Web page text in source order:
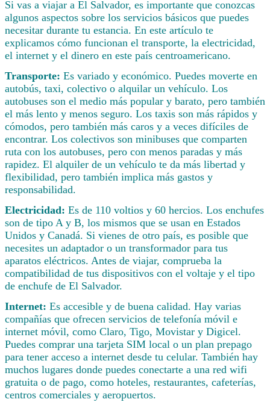
Si vas a viajar a El Salvador, es importante que conozcas
algunos aspectos sobre los servicios básicos que puedes
necesitar durante tu estancia. En este artículo te
explicamos cómo funcionan el transporte, la electricidad,
el internet y el dinero en este país centroamericano.
Transporte: Es variado y económico. Puedes moverte en
autobús, taxi, colectivo o alquilar un vehículo. Los
autobuses son el medio más popular y barato, pero también
el más lento y menos seguro. Los taxis son más rápidos y
cómodos, pero también más caros y a veces difíciles de
encontrar. Los colectivos son minibuses que comparten
ruta con los autobuses, pero con menos paradas y más
rapidez. El alquiler de un vehículo te da más libertad y
flexibilidad, pero también implica más gastos y
responsabilidad.
Electricidad: Es de 110 voltios y 60 hercios. Los enchufes
son de tipo A y B, los mismos que se usan en Estados
Unidos y Canadá. Si vienes de otro país, es posible que
necesites un adaptador o un transformador para tus
aparatos eléctricos. Antes de viajar, comprueba la
compatibilidad de tus dispositivos con el voltaje y el tipo
de enchufe de El Salvador.
Internet: Es accesible y de buena calidad. Hay varias
compañías que ofrecen servicios de telefonía móvil e
internet móvil, como Claro, Tigo, Movistar y Digicel.
Puedes comprar una tarjeta SIM local o un plan prepago
para tener acceso a internet desde tu celular. También hay
muchos lugares donde puedes conectarte a una red wifi
gratuita o de pago, como hoteles, restaurantes, cafeterías,
centros comerciales y aeropuertos.